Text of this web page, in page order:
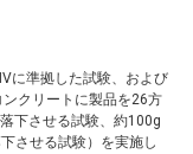
に準拠した試験、および
クリートに製品を26方
下させる試験、約100g
させる試験）を実施し